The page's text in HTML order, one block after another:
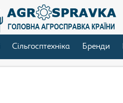
Сільгосптехніка Бренди